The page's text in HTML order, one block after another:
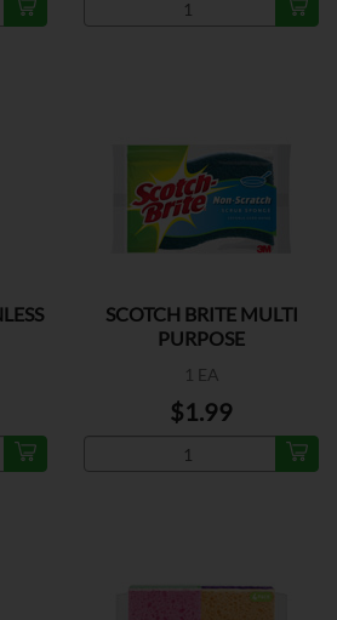
SCOTCH BRITE MULTI
PURPOSE
1 EA
$1.99